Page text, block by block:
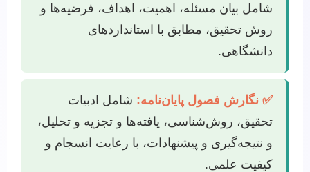
شامل بیان مسئله، اهمیت، اهداف، فرضیه‌ها و
روش تحقیق، مطابق با استانداردهای
دانشگاهی.
✅ نگارش فصول پایان‌نامه: شامل ادبیات
تحقیق، روش‌شناسی، یافته‌ها و تجزیه و تحلیل،
و نتیجه‌گیری و پیشنهادات، با رعایت انسجام و
کیفیت علمی.